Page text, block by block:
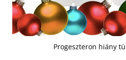
Progeszteron hiány